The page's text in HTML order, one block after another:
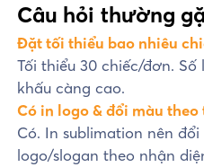
Câu hỏi thường
Đặt tối thiểu bao nhiêu
Tối thiểu 30 chiếc/đơn.
khấu càng cao.
Có in logo & đổi màu
Có. In sublimation nên
logo/slogan theo nhận